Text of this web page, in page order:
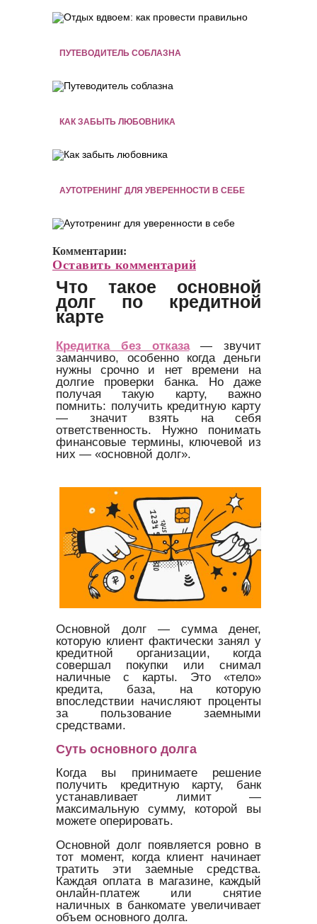
ПУТЕВОДИТЕЛЬ СОБЛАЗНА
КАК ЗАБЫТЬ ЛЮБОВНИКА
АУТОТРЕНИНГ ДЛЯ УВЕРЕННОСТИ В СЕБЕ
Комментарии:
Оставить комментарий
Что такое основной
долг по кредитной
карте
Кредитка без отказа— звучит
заманчиво, особенно когда деньги
нужны срочно и нет времени на
долгие проверки банка. Но даже
получая такую карту, важно
помнить: получить кредитную карту
— значит взять на себя
ответственность. Нужно понимать
финансовые термины, ключевой из
них — «основной долг».
Основной долг — сумма денег,
которую клиент фактически занял у
кредитной организации, когда
совершал покупки или снимал
наличные с карты. Это «тело»
кредита, база, на которую
впоследствии начисляют проценты
за пользование заемными
средствами.
Суть основного долга
Когда вы принимаете решение
получить кредитную карту, банк
устанавливает лимит —
максимальную сумму, которой вы
можете оперировать.
Основной долг появляется ровно в
тот момент, когда клиент начинает
тратить эти заемные средства.
Каждая оплата в магазине, каждый
онлайн-платеж или снятие
наличных в банкомате увеличивает
объем основного долга.